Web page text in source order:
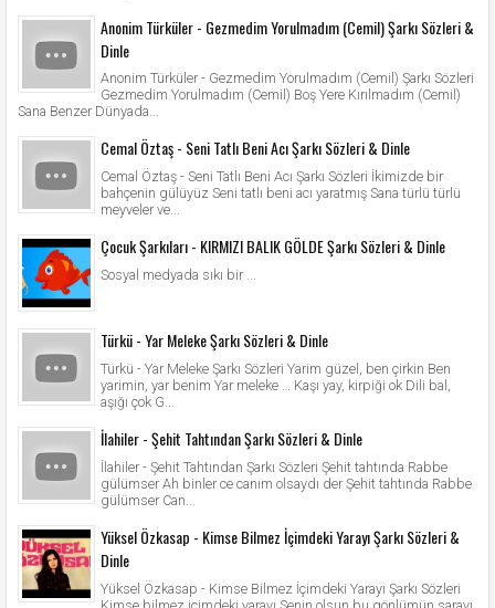
Anonim Türküler - Gezmedim Yorulmadım (Cemil) Şarkı Sözleri &
Dinle
Anonim Türküler - Gezmedim Yorulmadım (Cemil) Şarkı Sözleri
Gezmedim Yorulmadım (Cemil) Boş Yere Kırılmadım (Cemil)
Sana Benzer Dünyada...
Cemal Öztaş - Seni Tatlı Beni Acı Şarkı Sözleri & Dinle
Cemal Öztaş - Seni Tatlı Beni Acı Şarkı Sözleri İkimizde bir
bahçenin gülüyüz Seni tatlı beni acı yaratmış Sana türlü türlü
meyveler ve...
Çocuk Şarkıları - KIRMIZI BALIK GÖLDE Şarkı Sözleri & Dinle
Sosyal medyada sıkı bir ...
Türkü - Yar Meleke Şarkı Sözleri & Dinle
Türkü - Yar Meleke Şarkı Sözleri Yarim güzel, ben çirkin Ben
yarimin, yar benim Yar meleke … Kaşı yay, kirpiği ok Dili bal,
aşığı çok G...
İlahiler - Şehit Tahtından Şarkı Sözleri & Dinle
İlahiler - Şehit Tahtından Şarkı Sözleri Şehit tahtında Rabbe
gülümser Ah binler ce canım olsaydı der Şehit tahtında Rabbe
gülümser Can...
Yüksel Özkasap - Kimse Bilmez İçimdeki Yarayı Şarkı Sözleri &
Dinle
Yüksel Özkasap - Kimse Bilmez İçimdeki Yarayı Şarkı Sözleri